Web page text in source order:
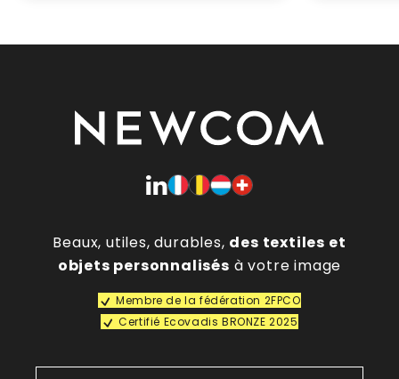
Beaux, utiles, durables, des textiles et
objets personnalisés à votre image
Membre de la fédération 2FPCO
Certifié Ecovadis BRONZE 2025